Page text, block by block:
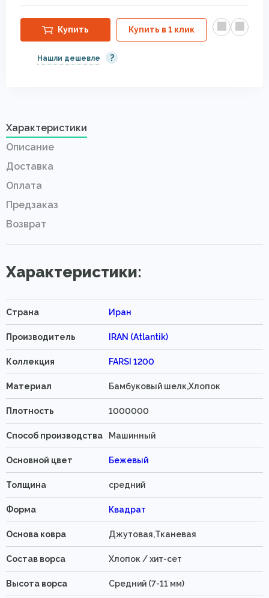
Купить Купить в 1 клик
Нашли дешевле ?
Характеристики
Описание
Доставка
Оплата
Предзаказ
Возврат
Характеристики:
Страна Иран
Производитель IRAN (Atlantik)
Коллекция FARSI 1200
Материал Бамбуковый шелк,Хлопок
Плотность 1000000
Способ производства Машинный
Основной цвет Бежевый
Толщина средний
Форма Квадрат
Основа ковра Джутовая,Тканевая
Состав ворса Хлопок / хит-сет
Высота ворса Средний (7-11 мм)